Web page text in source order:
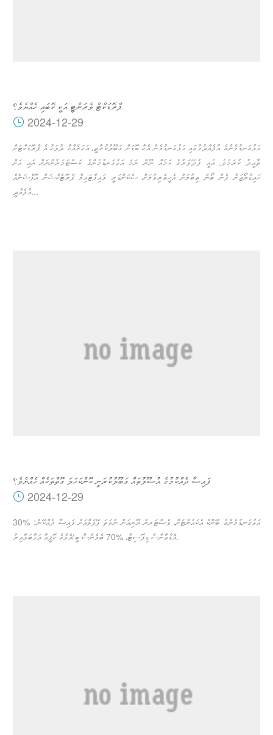
ޕްރޮޑަކްޓް ވެރަންޓީ އަކީ ކޮބައި ހެއްޔެވެ؟
2024-12-29
އަޅުގަނޑުމެންގެ އުފެއްދުމުގައި އަޅުގަނޑުމެން އެހާ ބޮޑަށް ގަބޫލުކުރާތީ، އަހަރެއްހާ ދުވަހު އެ ޕްރޮޑަކްޓަށް
ތާއީދު ކުރަމެވެ. އެއީ ފުދޭވަރުގެ ކަމެއް ނޫން ނަމަ އަޅުގަނޑުމެންގެ ކަސްޓަމަރުންނަށް ޔައި އަށް
ހައިޑްރޯޖަން ފެން ބޯން ތިބުމަށް އެހީތެރިވުމަށް ސެކަންޑަރީ ލައިފްޓައިމް ޕްރޮޓެކްޝަން އޮޕްޝަނެއް
އުފެއްދީ...
ފައިސާ ދެއްކުމުގެ އުސޫލުތައް ގަބޫލުކުރަނީ ކޮންކަހަލަ ގޮތްތަކެއް ހެއްޔެވެ؟
2024-12-29
އަޅުގަނޑުމެންގެ ބޭންކް އެކައުންޓަށް، ވެސްޓަރން ޔޫނިއަން ނުވަތަ ޕޭޕަލްއަށް ފައިސާ ދެއްކޭނެ: %30
އެޑްވާންސް ޑިޕޮސިޓް، %70 ބެލެންސް ބީ/އެލްގެ ކޮޕީއާ އަޅާބަލާއިރު.